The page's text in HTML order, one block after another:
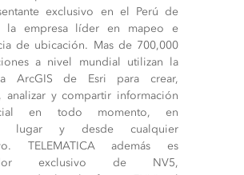
exclusivo en el Perú de
la empresa líder en mapeo e
de ubicación. Mas de 700,000
a nivel mundial utilizan la
ArcGIS de Esri para crear,
analizar y compartir información
en todo momento, en
lugar y desde cualquier
TELEMATICA además es
exclusivo de NV5,